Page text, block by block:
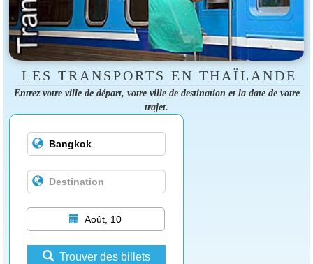
LES TRANSPORTS EN THAÏLANDE
Entrez votre ville de départ, votre ville de destination et la date de votre
trajet.
Août, 10
Trouver des billets